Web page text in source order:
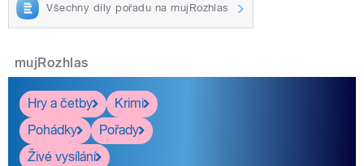
Všechny díly pořadu na mujRozhlas
mujRozhlas
Hry a četby
Krimi
Pohádky
Pořady
Živé vysílání